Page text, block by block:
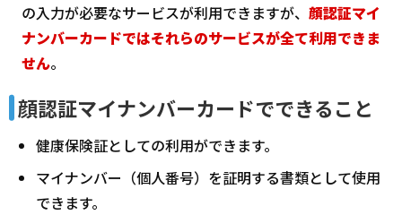
の入力が必要なサービスが利用できますが、 顔認証マイ
ナンバーカードではそれらのサービスが全て利用できま
せん。
顔認証マイナンバーカードでできること
健康保険証としての利用ができます。
マイナンバー（個人番号）を証明する書類として使用
できます。